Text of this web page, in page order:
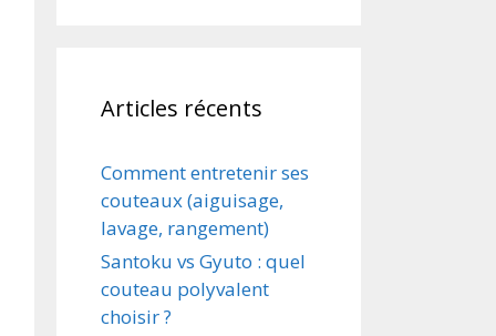
Articles récents
Comment entretenir ses
couteaux (aiguisage,
lavage, rangement)
Santoku vs Gyuto : quel
couteau polyvalent
choisir ?